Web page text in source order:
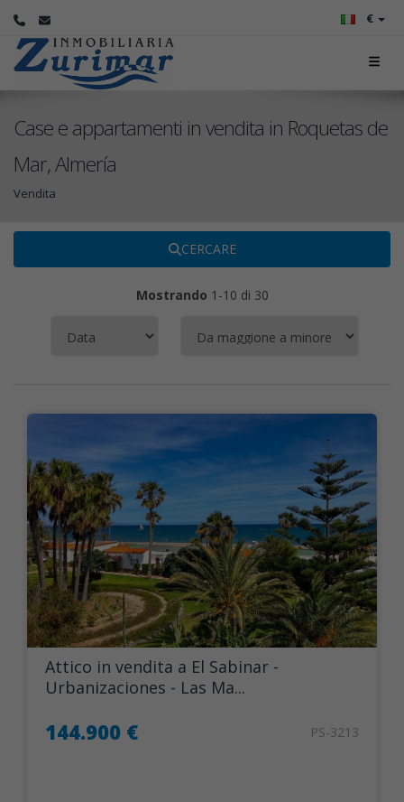
€
Case e appartamenti in vendita in Roquetas de
Mar, Almería
Vendita
CERCARE
Mostrando 1-10 di 30
Attico in vendita a El Sabinar -
Urbanizaciones - Las Ma...
144.900 € PS-3213